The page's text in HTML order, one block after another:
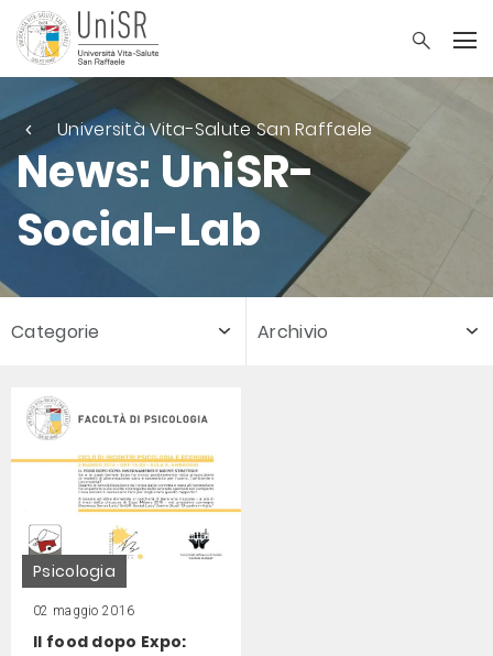
Università Vita-Salute San Raffaele
News: UniSR-
Social-Lab
Categorie Archivio
Psicologia
02 maggio 2016
Il food dopo Expo: